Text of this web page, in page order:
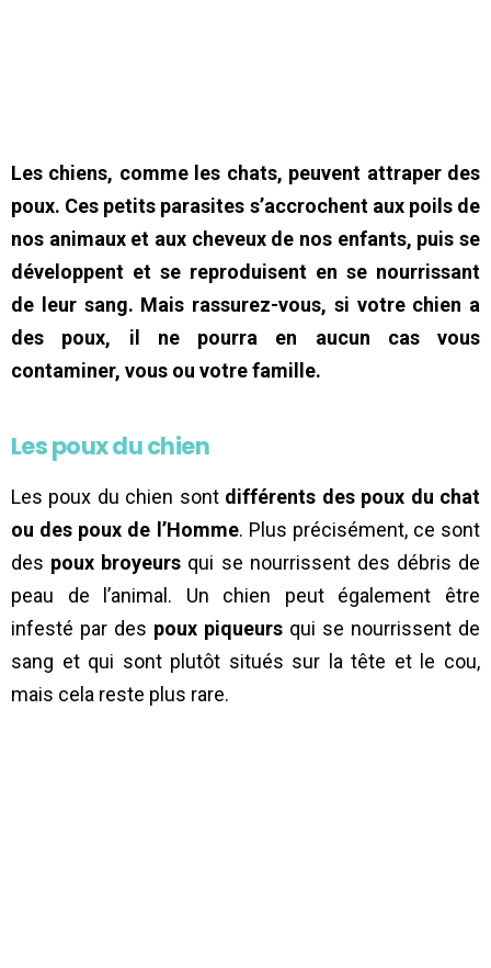
Les chiens, comme les chats, peuvent attraper des
poux. Ces petits parasites s’accrochent aux poils de
nos animaux et aux cheveux de nos enfants, puis se
développent et se reproduisent en se nourrissant
de leur sang. Mais rassurez-vous, si votre chien a
des poux, il ne pourra en aucun cas vous
contaminer, vous ou votre famille.
Les poux du chien
Les poux du chien sont différents des poux du chat
ou des poux de l’Homme. Plus précisément, ce sont
des poux broyeurs qui se nourrissent des débris de
peau de l’animal. Un chien peut également être
infesté par des poux piqueurs qui se nourrissent de
sang et qui sont plutôt situés sur la tête et le cou,
mais cela reste plus rare.